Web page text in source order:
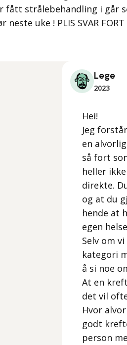
fått strålebehandling i går
neste uke ! PLIS SVAR FORT
Lege
2023
Hei!
Jeg
en
så fort
heller
direkte.
og at du
hende at
egen
Selv om
kategori
å si noe
At en
det vil
Hvor
godt
person